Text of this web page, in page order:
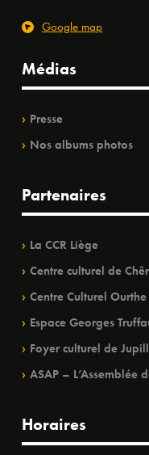
Google map
Médias
Presse
Nos albums photos
Partenaires
La CCR Liège
Centre culturel de
Centre Culturel
Espace Georges
Foyer culturel de
ASAP – L’Assemblée
Horaires